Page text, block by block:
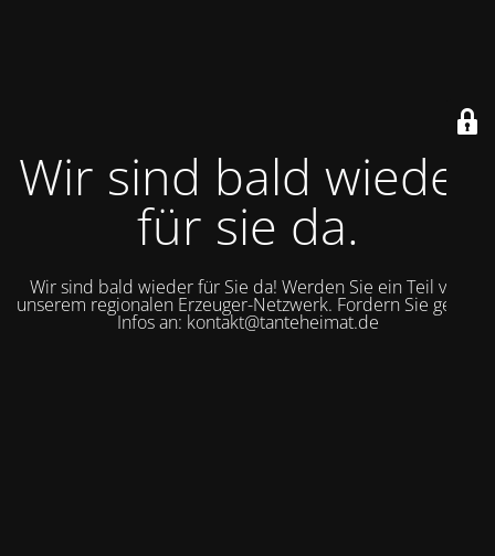
Wir sind bald wieder
für sie da.
Wir sind bald wieder für Sie da! Werden Sie ein Teil von
unserem regionalen Erzeuger-Netzwerk. Fordern Sie gerne
Infos an: kontakt@tanteheimat.de